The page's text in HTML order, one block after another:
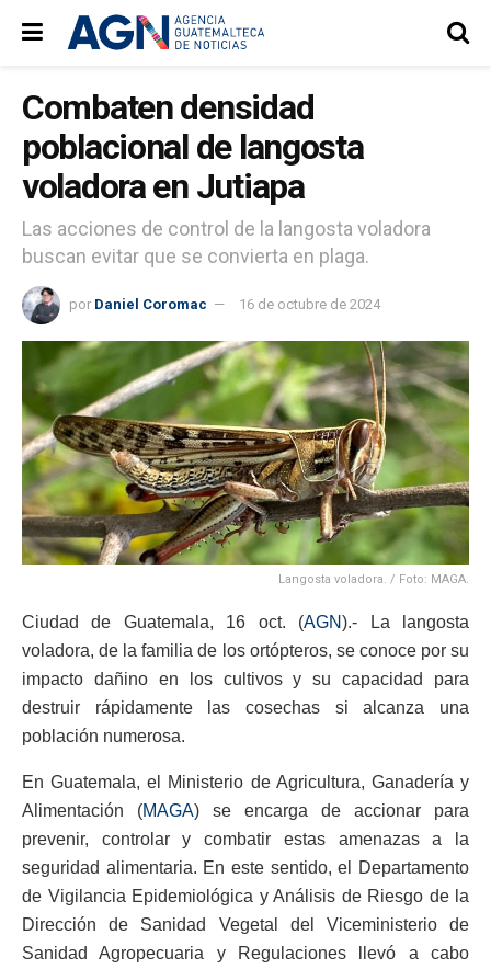
Combaten densidad
poblacional de langosta
voladora en Jutiapa
Las acciones de control de la langosta voladora
buscan evitar que se convierta en plaga.
por Daniel Coromac 16 de octubre de 2024
Langosta voladora. / Foto: MAGA.
Ciudad de Guatemala, 16 oct. (AGN).- La langosta
voladora, de la familia de los ortópteros, se conoce por su
impacto dañino en los cultivos y su capacidad para
destruir rápidamente las cosechas si alcanza una
población numerosa.
En Guatemala, el Ministerio de Agricultura, Ganadería y
Alimentación (MAGA) se encarga de accionar para
prevenir, controlar y combatir estas amenazas a la
seguridad alimentaria. En este sentido, el Departamento
de Vigilancia Epidemiológica y Análisis de Riesgo de la
Dirección de Sanidad Vegetal del Viceministerio de
Sanidad Agropecuaria y Regulaciones llevó a cabo